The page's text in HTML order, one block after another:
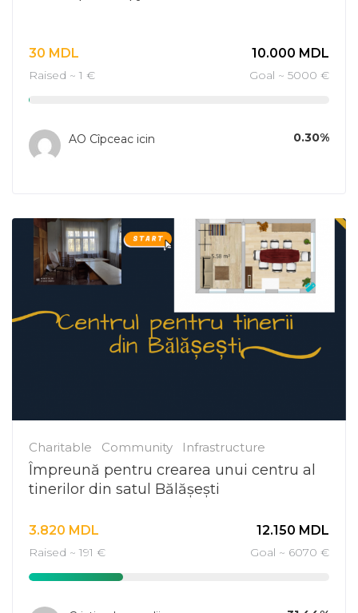
30 MDL
Raised ~ 1 €
10.000 MDL
Goal ~ 5000 €
AO Cîpceac icin 0.30%
Charitable Community Infrastructure
Împreună pentru crearea unui centru al
tinerilor din satul Bălășești
3.820 MDL
Raised ~ 191 €
12.150 MDL
Goal ~ 6070 €